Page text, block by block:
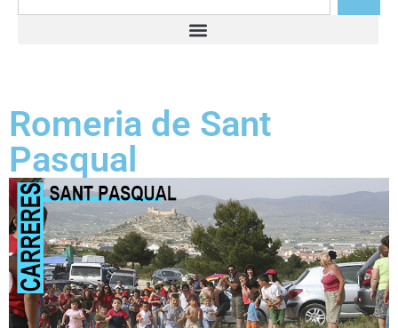
Romeria de Sant
Pasqual